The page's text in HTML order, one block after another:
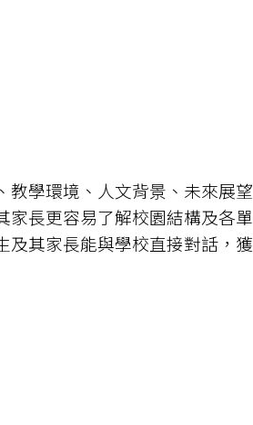
教學環境、人文背景、未來展望
家長更容易了解校園結構及各單
及其家長能與學校直接對話，獲